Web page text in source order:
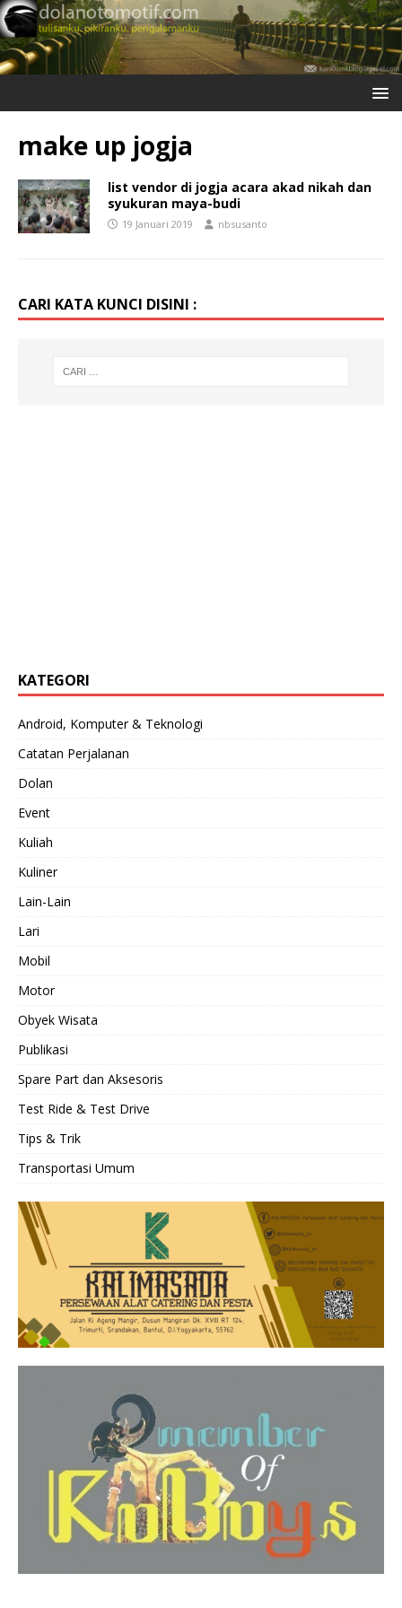
make up jogja
list vendor di jogja acara akad nikah dan
syukuran maya-budi
19 Januari 2019 nbsusanto
CARI KATA KUNCI DISINI :
KATEGORI
Android, Komputer & Teknologi
Catatan Perjalanan
Dolan
Event
Kuliah
Kuliner
Lain-Lain
Lari
Mobil
Motor
Obyek Wisata
Publikasi
Spare Part dan Aksesoris
Test Ride & Test Drive
Tips & Trik
Transportasi Umum